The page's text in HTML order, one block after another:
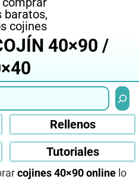
40×90 /
Rellenos
Tutoriales
cojines 40×90 online lo